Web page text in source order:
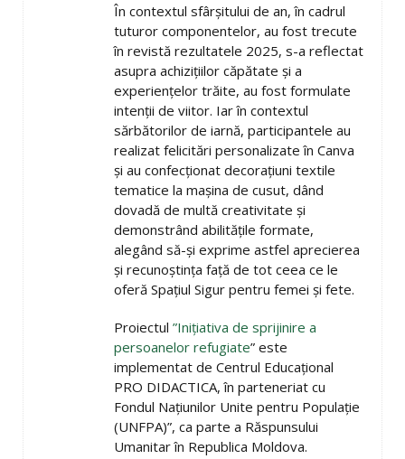
În contextul sfârșitului de an, în cadrul
tuturor componentelor, au fost trecute
în revistă rezultatele 2025, s-a reflectat
asupra achizițiilor căpătate și a
experiențelor trăite, au fost formulate
intenții de viitor. Iar în contextul
sărbătorilor de iarnă, participantele au
realizat felicitări personalizate în Canva
și au confecționat decorațiuni textile
tematice la mașina de cusut, dând
dovadă de multă creativitate și
demonstrând abilitățile formate,
alegând să-și exprime astfel aprecierea
și recunoștința față de tot ceea ce le
oferă Spațiul Sigur pentru femei și fete.
Proiectul ”Inițiativa de sprijinire a
persoanelor refugiate” este
implementat de Centrul Educațional
PRO DIDACTICA, în parteneriat cu
Fondul Națiunilor Unite pentru Populație
(UNFPA)”, ca parte a Răspunsului
Umanitar în Republica Moldova.